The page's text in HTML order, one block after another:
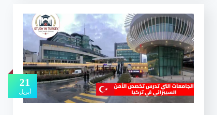
21
أبريل